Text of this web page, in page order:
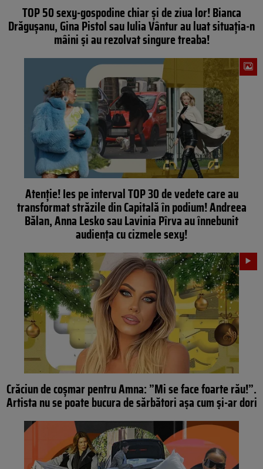
TOP 50 sexy-gospodine chiar şi de ziua lor! Bianca
Drăguşanu, Gina Pistol sau Iulia Vântur au luat situaţia-n
mâini şi au rezolvat singure treaba!
Atenţie! Ies pe interval TOP 30 de vedete care au
transformat străzile din Capitală în podium! Andreea
Bălan, Anna Lesko sau Lavinia Pîrva au înnebunit
audienţa cu cizmele sexy!
Crăciun de coșmar pentru Amna: ”Mi se face foarte rău!”.
Artista nu se poate bucura de sărbători aşa cum şi-ar dori